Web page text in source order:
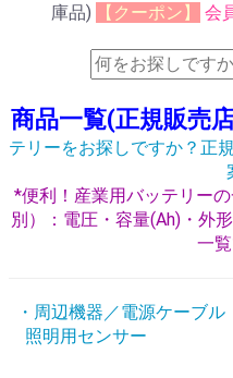
庫品)
【クーポン】 会
商品一覧(正規販売
テリーをお探しですか？正
*便利！産業用バッテリー
別）：電圧・容量(Ah)・外
一
・周辺機器／電源ケーブル
照明用センサー